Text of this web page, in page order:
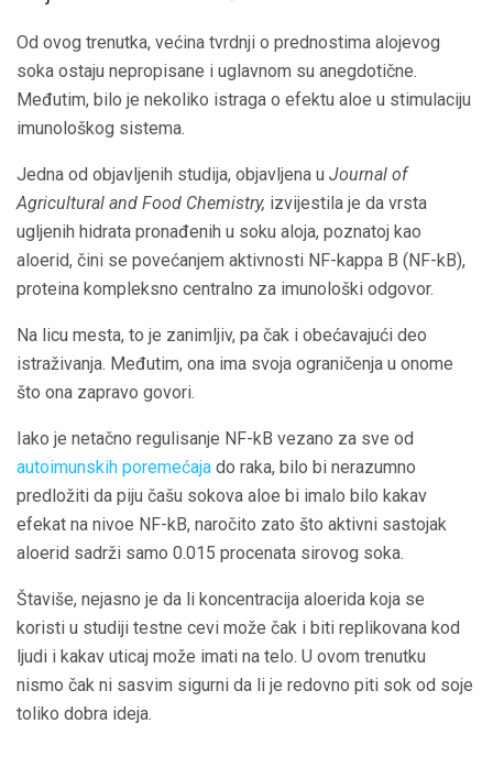
Od ovog trenutka, većina tvrdnji o prednostima alojevog
soka ostaju nepropisane i uglavnom su anegdotične.
Međutim, bilo je nekoliko istraga o efektu aloe u stimulaciju
imunološkog sistema.
Jedna od objavljenih studija, objavljena u Journal of
Agricultural and Food Chemistry, izvijestila je da vrsta
ugljenih hidrata pronađenih u soku aloja, poznatoj kao
aloerid, čini se povećanjem aktivnosti NF-kappa B (NF-kB),
proteina kompleksno centralno za imunološki odgovor.
Na licu mesta, to je zanimljiv, pa čak i obećavajući deo
istraživanja. Međutim, ona ima svoja ograničenja u onome
što ona zapravo govori.
Iako je netačno regulisanje NF-kB vezano za sve od
autoimunskih poremećaja do raka, bilo bi nerazumno
predložiti da piju čašu sokova aloe bi imalo bilo kakav
efekat na nivoe NF-kB, naročito zato što aktivni sastojak
aloerid sadrži samo 0.015 procenata sirovog soka.
Štaviše, nejasno je da li koncentracija aloerida koja se
koristi u studiji testne cevi može čak i biti replikovana kod
ljudi i kakav uticaj može imati na telo. U ovom trenutku
nismo čak ni sasvim sigurni da li je redovno piti sok od soje
toliko dobra ideja.